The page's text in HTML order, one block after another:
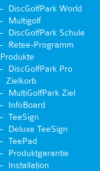
DiscGolfPark World
Multigolf
DiscGolfPark Schule
Retee-Programm
Produkte
DiscGolfPark Pro
Zielkorb
MultiGolfPark Ziel
InfoBoard
TeeSign
Deluxe TeeSign
TeePad
Produktgarantie
Installation